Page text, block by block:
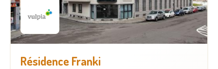
Résidence Franki